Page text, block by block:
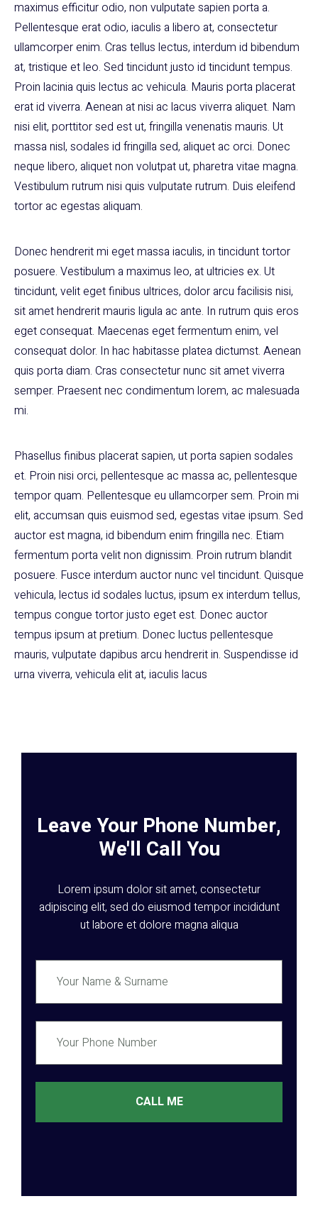
maximus efficitur odio, non vulputate sapien porta a.
Pellentesque erat odio, iaculis a libero at, consectetur
ullamcorper enim. Cras tellus lectus, interdum id bibendum
at, tristique et leo. Sed tincidunt justo id tincidunt tempus.
Proin lacinia quis lectus ac vehicula. Mauris porta placerat
erat id viverra. Aenean at nisi ac lacus viverra aliquet. Nam
nisi elit, porttitor sed est ut, fringilla venenatis mauris. Ut
massa nisl, sodales id fringilla sed, aliquet ac orci. Donec
neque libero, aliquet non volutpat ut, pharetra vitae magna.
Vestibulum rutrum nisi quis vulputate rutrum. Duis eleifend
tortor ac egestas aliquam.
Donec hendrerit mi eget massa iaculis, in tincidunt tortor
posuere. Vestibulum a maximus leo, at ultricies ex. Ut
tincidunt, velit eget finibus ultrices, dolor arcu facilisis nisi,
sit amet hendrerit mauris ligula ac ante. In rutrum quis eros
eget consequat. Maecenas eget fermentum enim, vel
consequat dolor. In hac habitasse platea dictumst. Aenean
quis porta diam. Cras consectetur nunc sit amet viverra
semper. Praesent nec condimentum lorem, ac malesuada
mi.
Phasellus finibus placerat sapien, ut porta sapien sodales
et. Proin nisi orci, pellentesque ac massa ac, pellentesque
tempor quam. Pellentesque eu ullamcorper sem. Proin mi
elit, accumsan quis euismod sed, egestas vitae ipsum. Sed
auctor est magna, id bibendum enim fringilla nec. Etiam
fermentum porta velit non dignissim. Proin rutrum blandit
posuere. Fusce interdum auctor nunc vel tincidunt. Quisque
vehicula, lectus id sodales luctus, ipsum ex interdum tellus,
tempus congue tortor justo eget est. Donec auctor
tempus ipsum at pretium. Donec luctus pellentesque
mauris, vulputate dapibus arcu hendrerit in. Suspendisse id
urna viverra, vehicula elit at, iaculis lacus
Leave Your Phone Number,
We'll Call You
Lorem ipsum dolor sit amet, consectetur
adipiscing elit, sed do eiusmod tempor incididunt
ut labore et dolore magna aliqua
CALL ME